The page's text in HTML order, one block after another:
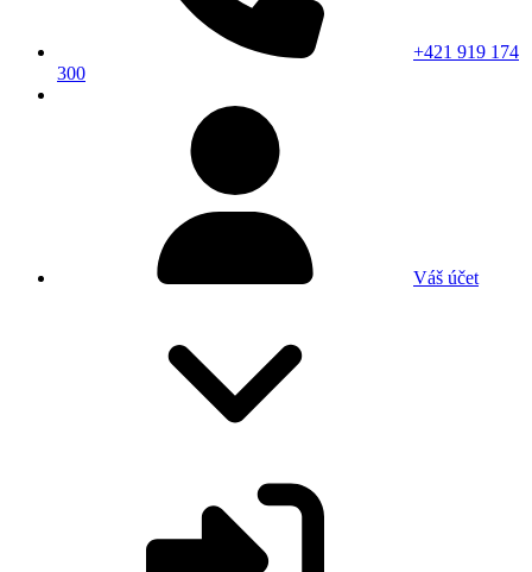
+421 919 174
300
Váš účet